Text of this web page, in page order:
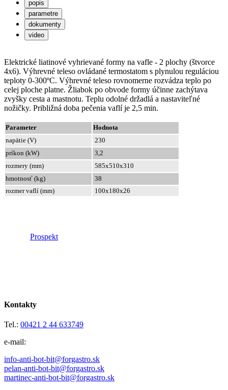
popis
parametre
dokumenty
video
Elektrické liatinové vyhrievané formy na vafle - 2 plochy (štvorce
4x6). Výhrevné teleso ovládané termostatom s plynulou reguláciou
teploty 0-300ºC. Výhrevné teleso rovnomerne rozvádza teplo po
celej ploche platne. Žliabok po obvode formy účinne zachýtava
zvyšky cesta a mastnotu. Teplu odolné držadlá a nastaviteľné
nožičky. Približná doba pečenia vaflí je 2,5 min.
Parameter
Hodnota
napätie (V)
230
príkon (kW)
3,2
rozmery (mm)
585x510x310
hmotnosť (kg)
38
rozmer vaflí (mm)
100x180x26
Prospekt
Kontakty
Tel.: 00421 2 44 633749
e-mail:
info-anti-bot-bit@forgastro.sk
pelan-anti-bot-bit@forgastro.sk
martinec-anti-bot-bit@forgastro.sk